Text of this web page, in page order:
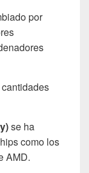
por
se ha
como los
AMD.